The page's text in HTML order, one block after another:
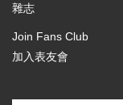
雜志
Join Fans Club
加入表友會